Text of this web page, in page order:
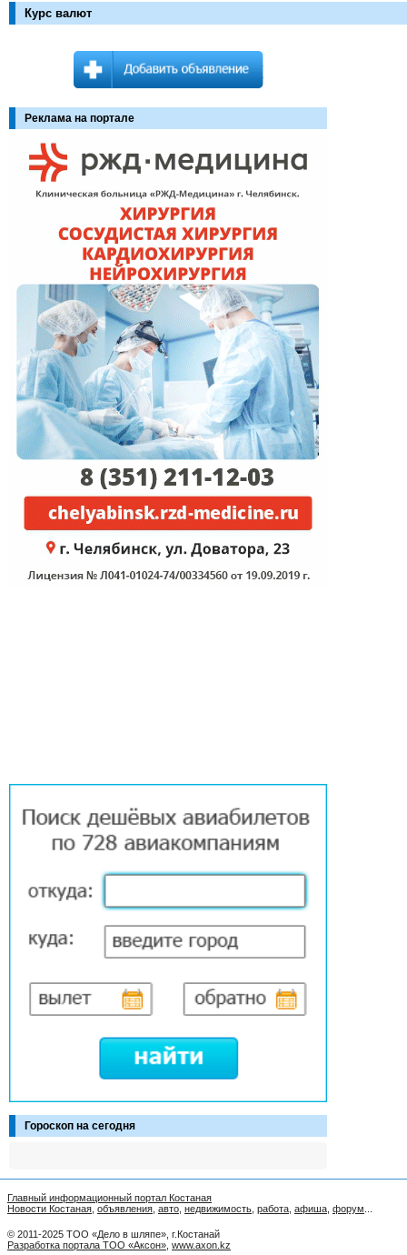
Курс валют
Реклама на портале
Гороскоп на сегодня
Главный информационный портал Костаная
Новости Костаная объявления авто недвижимость работа афиша форум
© 2011-2025 ТОО «Дело в шляпе», г.Костанай
Разработка портала ТОО «Аксон» www.axon.kz